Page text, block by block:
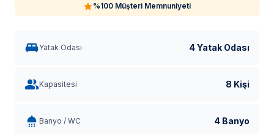
%100 Müşteri Memnuniyeti
Yatak Odası 4 Yatak Odası
Kapasitesi 8 Kişi
Banyo / WC 4 Banyo